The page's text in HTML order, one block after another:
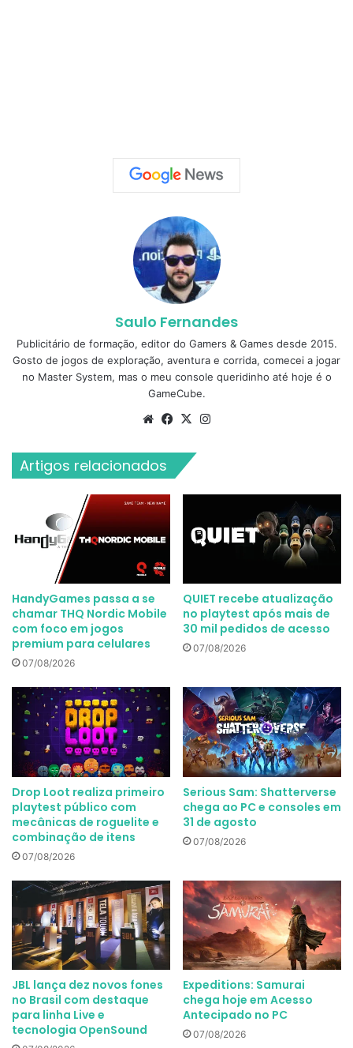
Saulo Fernandes
Publicitário de formação, editor do Gamers & Games desde 2015.
Gosto de jogos de exploração, aventura e corrida, comecei a jogar
no Master System, mas o meu console queridinho até hoje é o
GameCube.
WebsiteFacebook
X
Artigos relacionados
HandyGames passa a se
chamar THQ Nordic Mobile
com foco em jogos
premium para celulares
07/08/2026
QUIET recebe atualização
no playtest após mais de
30 mil pedidos de acesso
07/08/2026
Drop Loot realiza primeiro
playtest público com
mecânicas de roguelite e
combinação de itens
07/08/2026
Serious Sam: Shatterverse
chega ao PC e consoles em
31 de agosto
07/08/2026
JBL lança dez novos fones
no Brasil com destaque
para linha Live e
tecnologia OpenSound
Expeditions: Samurai
chega hoje em Acesso
Antecipado no PC
07/08/2026